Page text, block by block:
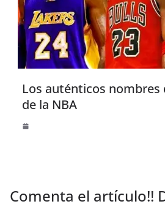
Los auténticos nombres
de la NBA
Comenta el artículo!!